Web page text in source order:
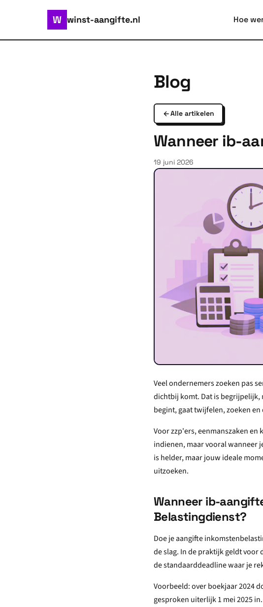
W winst-aangifte.nl Hoe
Blog
Alle artikelen
Wanneer ib-
19 juni 2026
Veel ondernemers zoeken pas
dichtbij komt. Dat is
begint, gaat twijfelen, zoeken
Voor zzp'ers, eenmanszaken
indienen, maar vooral wanneer
is helder, maar jouw ideale
uitzoeken.
Wanneer ib-
Belastingdienst?
Doe je aangifte
de slag. In de praktijk geldt voor
de standaarddeadline waar je
Voorbeeld: over boekjaar 2024
gesproken uiterlijk 1 mei 2025 in.